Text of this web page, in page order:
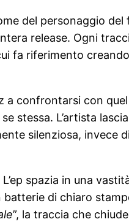
del personaggio del
release. Ogni
fa riferimento
confrontarsi con
stessa. L’artista
silenziosa, invece
spazia in una
di chiaro
”, la traccia che